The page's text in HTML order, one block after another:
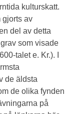
kulturskatt.
gjorts av
del av detta
som visade
talet e. Kr.). I
de äldsta
de olika fynden
på